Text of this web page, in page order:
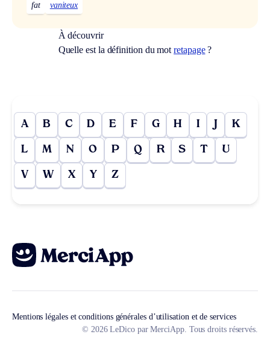
fat vaniteux
À découvrir
Quelle est la définition du motretapage?
A B C D E F G H I J K
L M N O P Q R S T U
V W X Y Z
Mentions légales et conditions générales d’utilisation et de services
© 2026 LeDico par MerciApp. Tous droits réservés.